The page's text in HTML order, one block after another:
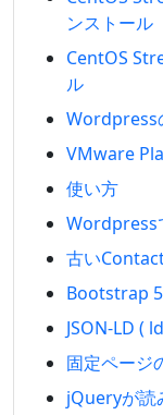
ンストール
CentOS
ル
Wordpress
VMware
使い方
Wordpress
古い
Bootstrap
JSON-LD (
固定ページ
jQueryが読